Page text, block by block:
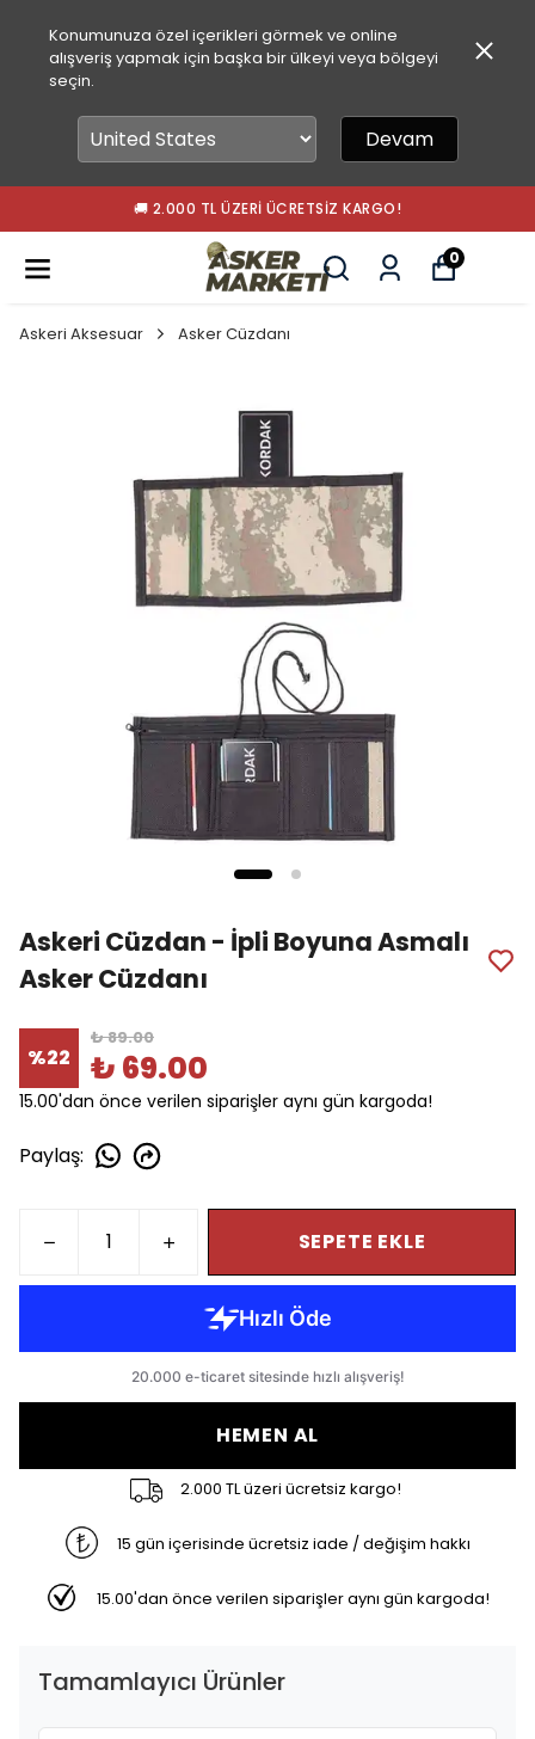
Konumunuza özel içerikleri görmek ve online
alışveriş yapmak için başka bir ülkeyi veya bölgeyi
seçin.
Devam
🚚 2.000 TL ÜZERI ÜCRETSIZ KARGO!
0
Askeri Aksesuar Asker Cüzdanı
Askeri Cüzdan - İpli Boyuna Asmalı
Asker Cüzdanı
%22
₺ 89.00
₺ 69.00
15.00'dan önce verilen siparişler aynı gün kargoda!
Paylaş:
SEPETE EKLE
HEMEN AL
2.000 TL üzeri ücretsiz kargo!
15 gün içerisinde ücretsiz iade / değişim hakkı
15.00'dan önce verilen siparişler aynı gün kargoda!
Tamamlayıcı Ürünler